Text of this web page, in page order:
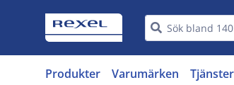
Produkter Varumärken Tjänster